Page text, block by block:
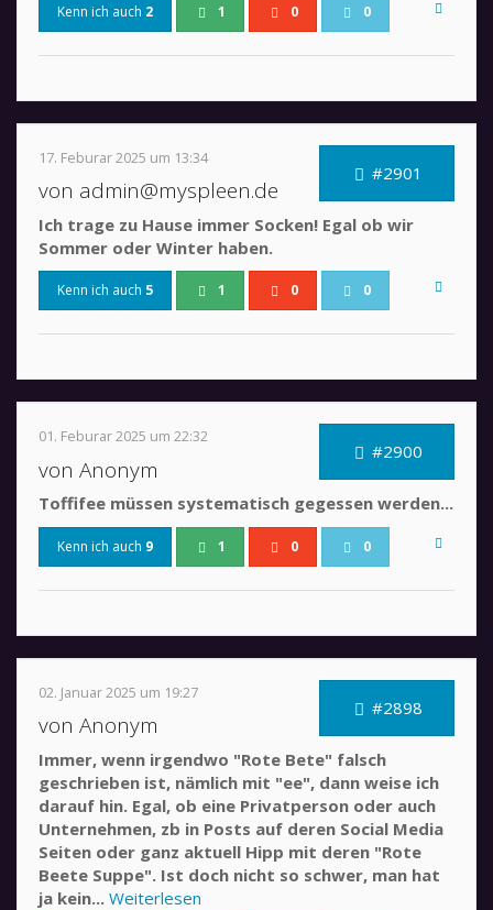
Kenn ich auch 2 1 0 0
#2901
17. Feburar 2025 um 13:34
von admin@myspleen.de
Ich trage zu Hause immer Socken! Egal ob wir
Sommer oder Winter haben.
Kenn ich auch 5 1 0 0
#2900
01. Feburar 2025 um 22:32
von Anonym
Toffifee müssen systematisch gegessen werden...
Kenn ich auch 9 1 0 0
#2898
02. Januar 2025 um 19:27
von Anonym
Immer, wenn irgendwo "Rote Bete" falsch
geschrieben ist, nämlich mit "ee", dann weise ich
darauf hin. Egal, ob eine Privatperson oder auch
Unternehmen, zb in Posts auf deren Social Media
Seiten oder ganz aktuell Hipp mit deren "Rote
Beete Suppe". Ist doch nicht so schwer, man hat
ja kein... Weiterlesen